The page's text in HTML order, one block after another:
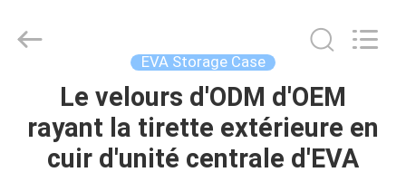
MAISON
PRODUITS
Limited.
EVA Storage Case
Le velours d'ODM d'OEM
rayant la tirette extérieure en
cuir d'unité centrale d'EVA